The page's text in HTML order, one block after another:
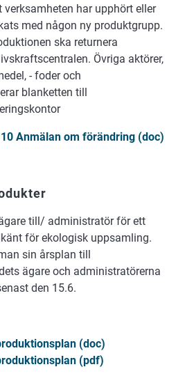
har upphört eller
med någon ny produktgrupp.
ska returnera
Övriga aktörer,
- foder och
blanketten till
Anmälan om förändring (doc)
till/ administratör för ett
för ekologisk uppsamling.
sin årsplan till
ägare och administratörerna
den 15.6.
(doc)
(pdf)